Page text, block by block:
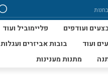
ועודפים פליימוביל ועוד
ועוד בובות אביזרים ועגלות
מתנות מענינות